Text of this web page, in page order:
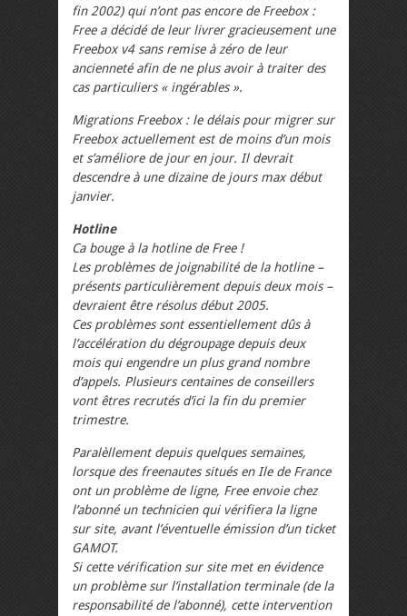
fin 2002) qui n’ont pas encore de Freebox :
Free a décidé de leur livrer gracieusement une
Freebox v4 sans remise à zéro de leur
ancienneté afin de ne plus avoir à traiter des
cas particuliers « ingérables ».
Migrations Freebox : le délais pour migrer sur
Freebox actuellement est de moins d’un mois
et s’améliore de jour en jour. Il devrait
descendre à une dizaine de jours max début
janvier.
Hotline
Ca bouge à la hotline de Free !
Les problèmes de joignabilité de la hotline –
présents particulièrement depuis deux mois –
devraient être résolus début 2005.
Ces problèmes sont essentiellement dûs à
l’accélération du dégroupage depuis deux
mois qui engendre un plus grand nombre
d’appels. Plusieurs centaines de conseillers
vont êtres recrutés d’ici la fin du premier
trimestre.
Paralèllement depuis quelques semaines,
lorsque des freenautes situés en Ile de France
ont un problème de ligne, Free envoie chez
l’abonné un technicien qui vérifiera la ligne
sur site, avant l’éventuelle émission d’un ticket
GAMOT.
Si cette vérification sur site met en évidence
un problème sur l’installation terminale (de la
responsabilité de l’abonné), cette intervention